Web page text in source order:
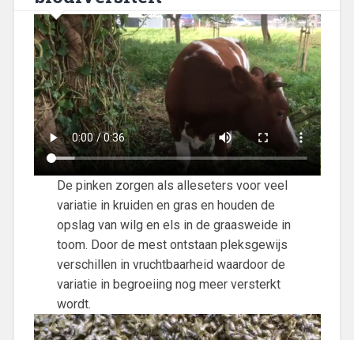
De pinken zorgen als alleseters voor veel
variatie in kruiden en gras en houden de
opslag van wilg en els in de graasweide in
toom. Door de mest ontstaan pleksgewijs
verschillen in vruchtbaarheid waardoor de
variatie in begroeiing nog meer versterkt
wordt.